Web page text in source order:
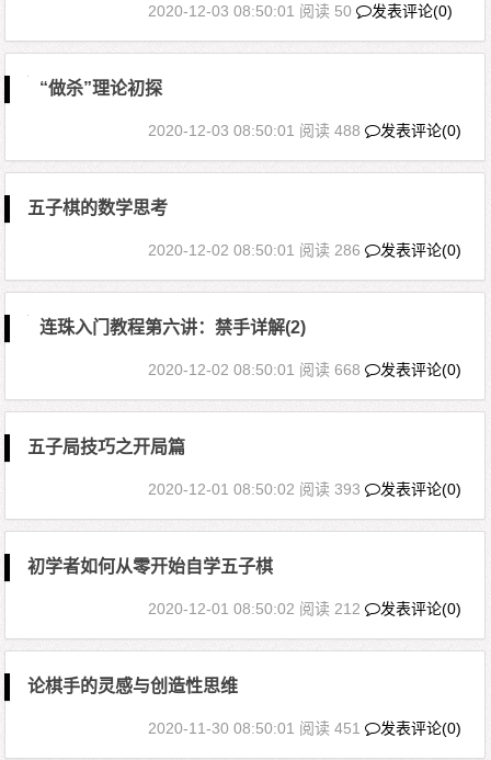
2020-12-03 08:50:01 阅读 50 发表评论(0)
“做杀”理论初探
2020-12-03 08:50:01 阅读 488 发表评论(0)
五子棋的数学思考
2020-12-02 08:50:01 阅读 286 发表评论(0)
连珠入门教程第六讲：禁手详解(2)
2020-12-02 08:50:01 阅读 668 发表评论(0)
五子局技巧之开局篇
2020-12-01 08:50:02 阅读 393 发表评论(0)
初学者如何从零开始自学五子棋
2020-12-01 08:50:02 阅读 212 发表评论(0)
论棋手的灵感与创造性思维
2020-11-30 08:50:01 阅读 451 发表评论(0)